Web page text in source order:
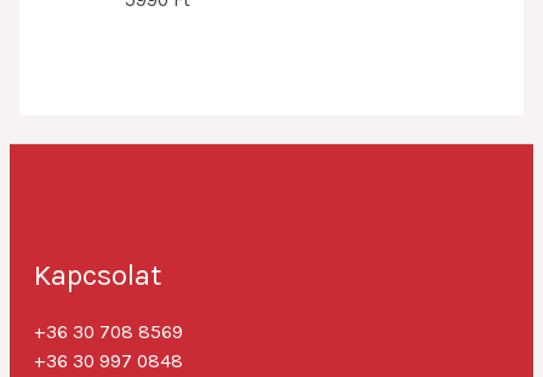
Kapcsolat
+36 30 708 8569
+36 30 997 0848